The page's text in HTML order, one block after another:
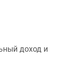
доход и